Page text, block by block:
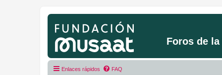
Foros de
Enlaces rápidos FAQ